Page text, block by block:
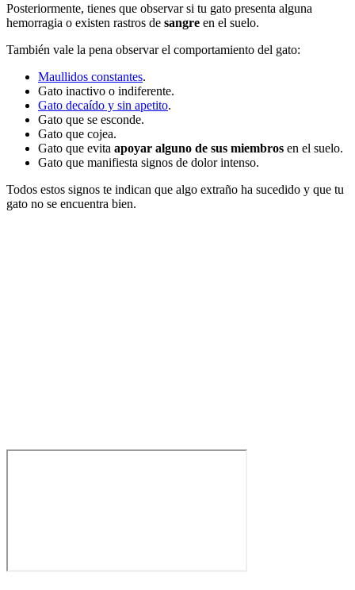
Posteriormente, tienes que observar si tu gato presenta alguna
hemorragia o existen rastros de sangre en el suelo.
También vale la pena observar el comportamiento del gato:
Maullidos constantes.
Gato inactivo o indiferente.
Gato decaído y sin apetito.
Gato que se esconde.
Gato que cojea.
Gato que evita apoyar alguno de sus miembros en el suelo.
Gato que manifiesta signos de dolor intenso.
Todos estos signos te indican que algo extraño ha sucedido y que tu
gato no se encuentra bien.